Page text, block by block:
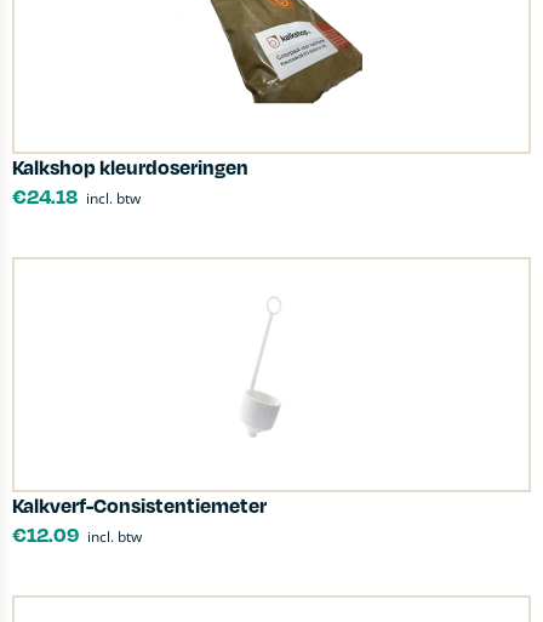
Kalkshop kleurdoseringen
€24.18 incl. btw
Kalkverf-Consistentiemeter
€12.09 incl. btw